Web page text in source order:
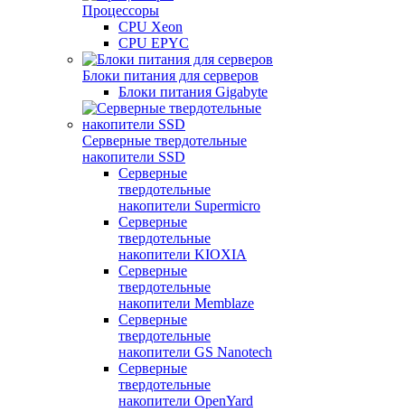
Процессоры
CPU Xeon
CPU EPYC
Блоки питания для серверов
Блоки питания Gigabyte
Серверные твердотельные
накопители SSD
Cерверные
твердотельные
накопители Supermicro
Cерверные
твердотельные
накопители KIOXIA
Cерверные
твердотельные
накопители Memblaze
Cерверные
твердотельные
накопители GS Nanotech
Серверные
твердотельные
накопители OpenYard